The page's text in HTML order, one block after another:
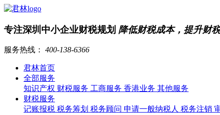
专注深圳中小企业财税规划 降低财税成本，提升财
服务热线： 400-138-6366
君林首页
全部服务
知识产权 财税服务 工商服务 香港业务 其他服务
财税服务
记账报税 税务筹划 税务顾问 申请一般纳税人 税务注销